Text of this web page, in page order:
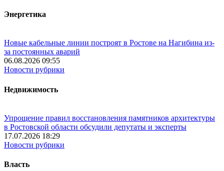
Энергетика
Новые кабельные линии построят в Ростове на Нагибина из-
за постоянных аварий
06.08.2026 09:55
Новости рубрики
Недвижимость
Упрощение правил восстановления памятников архитектуры
в Ростовской области обсудили депутаты и эксперты
17.07.2026 18:29
Новости рубрики
Власть